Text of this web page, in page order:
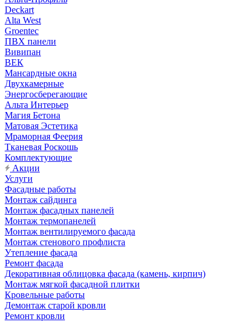
Deckart
Alta West
Groentec
ПВХ панели
Вивипан
ВЕК
Мансардные окна
Двухкамерные
Энергосберегающие
Альта Интерьер
Магия Бетона
Матовая Эстетика
Мраморная Феерия
Тканевая Роскошь
Комплектующие
Акции
Услуги
Фасадные работы
Монтаж сайдинга
Монтаж фасадных панелей
Монтаж термопанелей
Монтаж вентилируемого фасада
Монтаж стенового профлиста
Утепление фасада
Ремонт фасада
Декоративная облицовка фасада (камень, кирпич)
Монтаж мягкой фасадной плитки
Кровельные работы
Демонтаж старой кровли
Ремонт кровли